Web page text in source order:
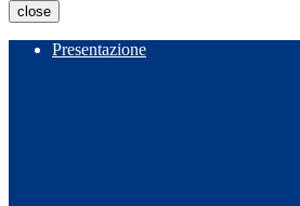
close
Presentazione